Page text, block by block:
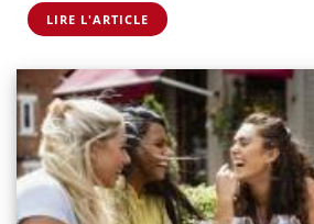
LIRE L'ARTICLE